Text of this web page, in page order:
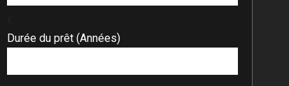
Durée du prêt (Années)